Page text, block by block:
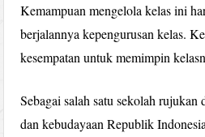
Kemampuan mengelola kelas ini
berjalannya kepengurusan kelas.
kesempatan untuk memimpin
Sebagai salah satu sekolah
dan kebudayaan Republik